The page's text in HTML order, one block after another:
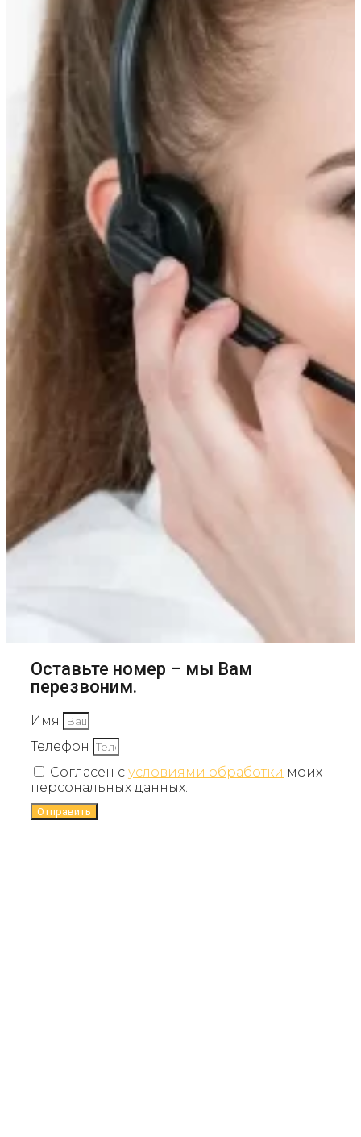
Оставьте номер – мы Вам
перезвоним.
Имя
Телефон
Согласен с условиями обработки моих
персональных данных.
Отправить